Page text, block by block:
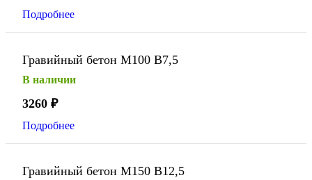
Подробнее
Гравийный бетон М100 В7,5
В наличии
3260 ₽
Подробнее
Гравийный бетон М150 В12,5